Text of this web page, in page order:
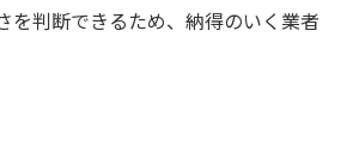
を判断できるため、納得のいく業者